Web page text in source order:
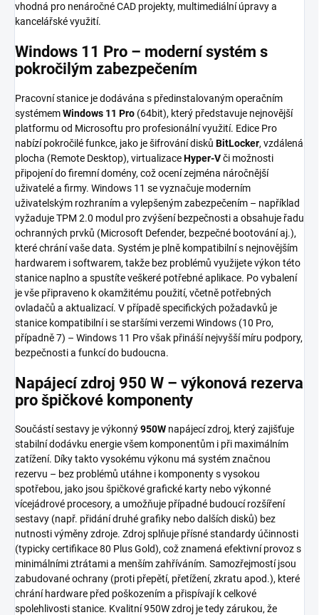
vhodná pro nenáročné CAD projekty, multimediální úpravy a
kancelářské využití.
Windows 11 Pro – moderní systém s
pokročilým zabezpečením
Pracovní stanice je dodávána s předinstalovaným operačním
systémemWindows 11 Pro (64bit), který představuje nejnovější
platformu od Microsoftu pro profesionální využití. Edice Pro
nabízí pokročilé funkce, jako je šifrování disků BitLocker, vzdálená
plocha (Remote Desktop), virtualizaceHyper-Vči možnosti
připojení do firemní domény, což ocení zejména náročnější
uživatelé a firmy. Windows 11 se vyznačuje moderním
uživatelským rozhraním a vylepšeným zabezpečením – například
vyžaduje TPM 2.0 modul pro zvýšení bezpečnosti a obsahuje řadu
ochranných prvků (Microsoft Defender, bezpečné bootování aj.),
které chrání vaše data. Systém je plně kompatibilní s nejnovějším
hardwarem i softwarem, takže bez problémů využijete výkon této
stanice naplno a spustíte veškeré potřebné aplikace. Po vybalení
je vše připraveno k okamžitému použití, včetně potřebných
ovladačů a aktualizací. V případě specifických požadavků je
stanice kompatibilní i se staršími verzemi Windows (10 Pro,
případně 7) – Windows 11 Pro však přináší nejvyšší míru podpory,
bezpečnosti a funkcí do budoucna.
Napájecí zdroj 950 W – výkonová rezerva
pro špičkové komponenty
Součástí sestavy je výkonný950W napájecí zdroj, který zajišťuje
stabilní dodávku energie všem komponentům i při maximálním
zatížení. Díky takto vysokému výkonu má systém značnou
rezervu – bez problémů utáhne i komponenty s vysokou
spotřebou, jako jsou špičkové grafické karty nebo výkonné
vícejádrové procesory, a umožňuje případné budoucí rozšíření
sestavy (např. přidání druhé grafiky nebo dalších disků) bez
nutnosti výměny zdroje. Zdroj splňuje přísné standardy účinnosti
(typicky certifikace 80 Plus Gold), což znamená efektivní provoz s
minimálními ztrátami a menším zahříváním. Samozřejmostí jsou
zabudované ochrany (proti přepětí, přetížení, zkratu apod.), které
chrání hardware před poškozením a přispívají k celkové
spolehlivosti stanice. Kvalitní 950W zdroj je tedy zárukou, že